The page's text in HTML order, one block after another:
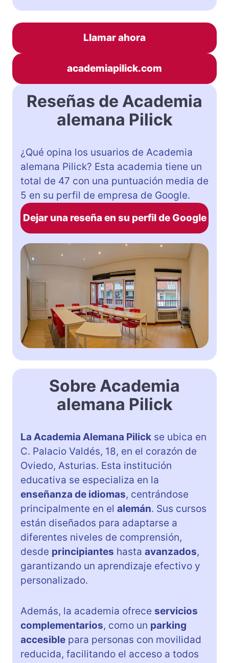
Llamar ahora
academiapilick.com
Reseñas de Academia
alemana Pilick
¿Qué opina los usuarios de Academia
alemana Pilick? Esta academia tiene un
total de 47 con una puntuación media de
5 en su perfil de empresa de Google.
Dejar una reseña en su perfil de Google
Sobre Academia
alemana Pilick
La Academia Alemana Pilick se ubica en
C. Palacio Valdés, 18, en el corazón de
Oviedo, Asturias. Esta institución
educativa se especializa en la
enseñanza de idiomas, centrándose
principalmente en el alemán. Sus cursos
están diseñados para adaptarse a
diferentes niveles de comprensión,
desde principiantes hasta avanzados,
garantizando un aprendizaje efectivo y
personalizado.
Además, la academia ofrece servicios
complementarios, como un parking
accesible para personas con movilidad
reducida, facilitando el acceso a todos